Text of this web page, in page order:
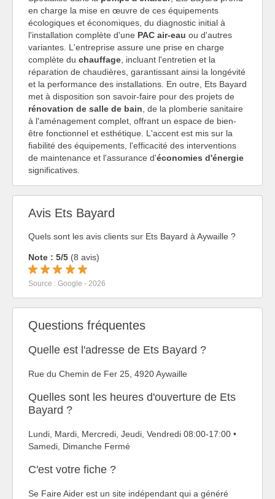
en charge la mise en œuvre de ces équipements
écologiques et économiques, du diagnostic initial à
l'installation complète d'une PAC air-eau ou d'autres
variantes. L'entreprise assure une prise en charge
complète du chauffage , incluant l'entretien et la
réparation de chaudières, garantissant ainsi la longévité
et la performance des installations. En outre, Ets Bayard
met à disposition son savoir-faire pour des projets de
rénovation de salle de bain , de la plomberie sanitaire
à l'aménagement complet, offrant un espace de bien-
être fonctionnel et esthétique. L'accent est mis sur la
fiabilité des équipements, l'efficacité des interventions
de maintenance et l'assurance d'économies d'énergie
significatives.
Avis Ets Bayard
Quels sont les avis clients sur Ets Bayard à Aywaille ?
Note : 5/5 (8 avis)
Source : Google - 2026
Questions fréquentes
Quelle est l'adresse de Ets Bayard ?
Rue du Chemin de Fer 25, 4920 Aywaille
Quelles sont les heures d'ouverture de Ets
Bayard ?
Lundi, Mardi, Mercredi, Jeudi, Vendredi 08:00-17:00 •
Samedi, Dimanche Fermé
C'est votre fiche ?
Se Faire Aider est un site indépendant qui a généré